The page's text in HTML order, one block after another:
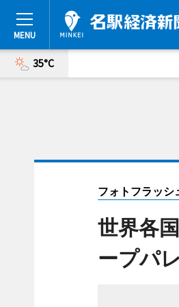
35°C
フォトフラッシ
世界各
ープパ